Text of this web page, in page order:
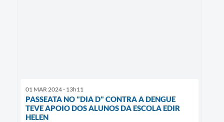
01 MAR 2024 - 13h11
PASSEATA NO "DIA D" CONTRA A DENGUE
TEVE APOIO DOS ALUNOS DA ESCOLA EDIR
HELEN